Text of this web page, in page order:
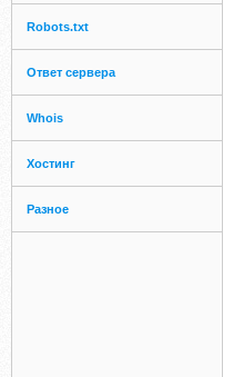
Robots.txt
Ответ сервера
Whois
Хостинг
Разное